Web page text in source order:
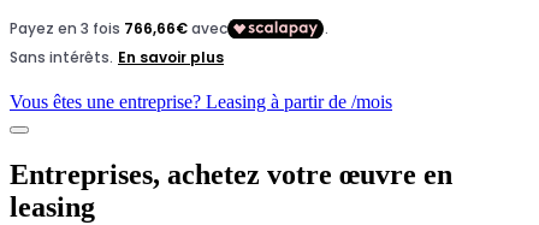
Vous êtes une entreprise? Leasing à partir de /mois
Entreprises, achetez votre œuvre en
leasing